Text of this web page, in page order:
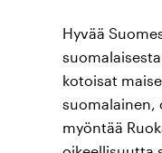
Hyvää
kotoisat
suomalainen,
myöntää